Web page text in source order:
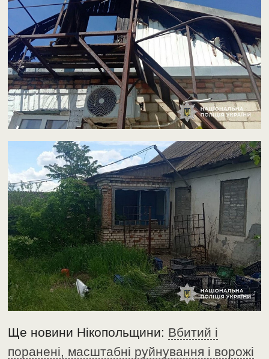
Ще новини Нікопольщини: Вбитий і
поранені, масштабні руйнування і ворожі